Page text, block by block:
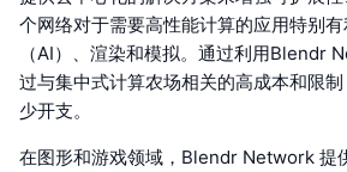
个网络对于需要高性能计算的应用特别
（AI）、渲染和模拟。通过利用Blendr
过与集中式计算农场相关的高成本和限
少开支。
在图形和游戏领域，Blendr Network 提